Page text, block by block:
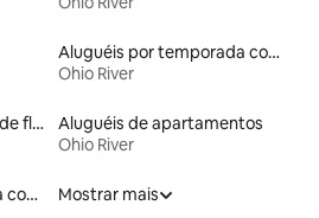
Aluguéis por temporada com café da manhã
Ohio River
Aluguel por temporada de flats
Aluguéis de apartamentos
Ohio River
Aluguéis por temporada com acesso ao lago
Mostrar mais